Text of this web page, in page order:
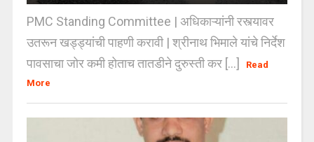
PMC Standing Committee | अधिकाऱ्यांनी रस्त्यावर
उतरून खड्ड्यांची पाहणी करावी | श्रीनाथ भिमाले यांचे निर्देश
पावसाचा जोर कमी होताच तातडीने दुरुस्ती कर [...]
Read
More